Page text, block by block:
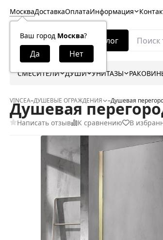
Москва
Ваш город Москва?
ДоставкаОплатаИнформация
Каталог
СМЕСИТЕЛИ ДУШИ УНИТАЗЫ
VINCEA–ДУШЕВЫЕ ОГРАЖДЕНИЯ –Душевая
Душевая
Написать отзыв К сравнению В